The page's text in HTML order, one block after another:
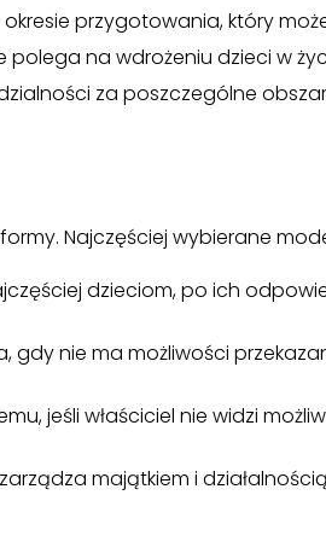
przygotowania, który
polega na wdrożeniu dzieci w
za poszczególne
Najczęściej wybierane
dzieciom, po ich
gdy nie ma możliwości
jeśli właściciel nie widzi
majątkiem i